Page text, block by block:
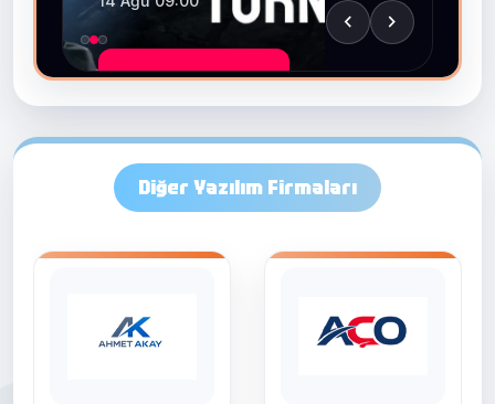
Diğer Yazılım Firmaları